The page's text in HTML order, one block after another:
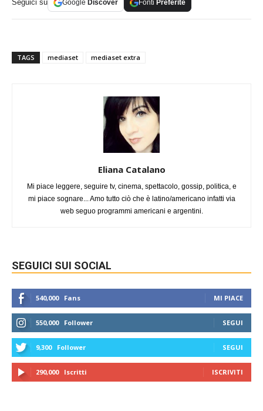
Seguici su Google Discover Fonti Preferite
TAGS mediaset mediaset extra
Eliana Catalano
Mi piace leggere, seguire tv, cinema, spettacolo, gossip, politica, e
mi piace sognare... Amo tutto ciò che è latino/americano infatti via
web seguo programmi americani e argentini.
SEGUICI SUI SOCIAL
540,000 Fans MI PIACE
550,000 Follower SEGUI
9,300 Follower SEGUI
290,000 Iscritti ISCRIVITI